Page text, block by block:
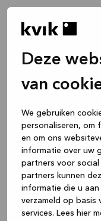
Deze
van
We gebruiken
personaliseren, om
en om ons
informatie over uw
partners voor social
partners kunnen
informatie die u
verzameld op basis
services. Lees hier